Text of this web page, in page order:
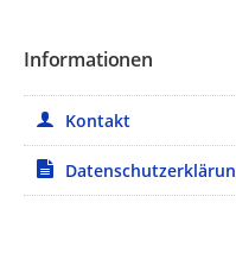
Informationen
Kontakt